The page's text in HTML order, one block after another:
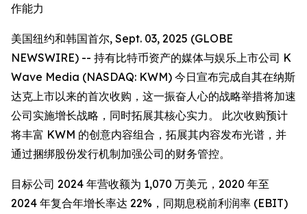
作能力
美国纽约和韩国首尔, Sept. 03, 2025 (GLOBE
NEWSWIRE) -- 持有比特币资产的媒体与娱乐上市公司 K
Wave Media (NASDAQ: KWM) 今日宣布完成自其在纳斯
达克上市以来的首次收购，这一振奋人心的战略举措将加速
公司实施增长战略，同时拓展其核心实力。 此次收购预计
将丰富 KWM 的创意内容组合，拓展其内容发布光谱，并
通过捆绑股份发行机制加强公司的财务管控。
目标公司 2024 年营收额为 1,070 万美元，2020 年至
2024 年复合年增长率达 22%，同期息税前利润率 (EBIT)